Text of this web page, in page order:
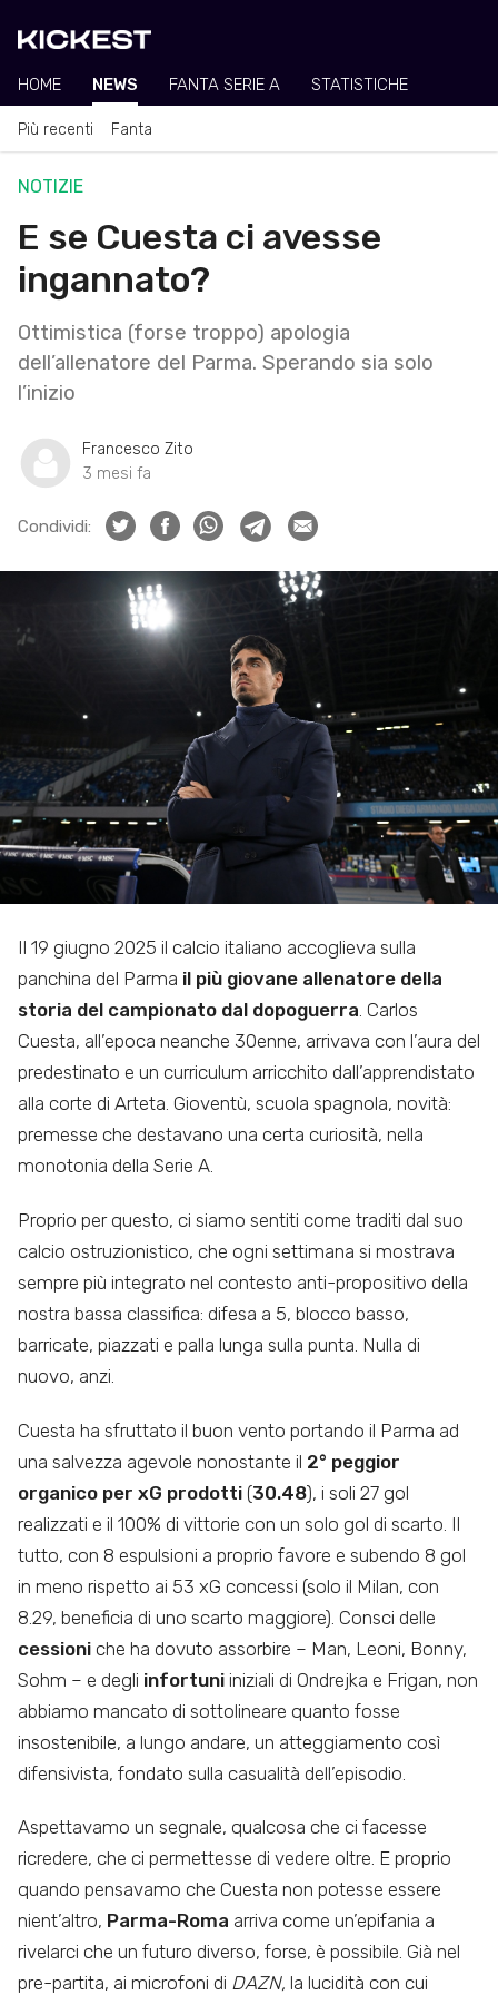
HOME NEWS FANTA SERIE A STATISTICHE
Più recenti Fanta
NOTIZIE
E se Cuesta ci avesse
ingannato?
Ottimistica (forse troppo) apologia
dell’allenatore del Parma. Sperando sia solo
l’inizio
Francesco Zito
3 mesi fa
Condividi:
Il 19 giugno 2025 il calcio italiano accoglieva sulla
panchina del Parma il più giovane allenatore della
storia del campionato dal dopoguerra. Carlos
Cuesta, all’epoca neanche 30enne, arrivava con l’aura del
predestinato e un curriculum arricchito dall’apprendistato
alla corte di Arteta. Gioventù, scuola spagnola, novità:
premesse che destavano una certa curiosità, nella
monotonia della Serie A.
Proprio per questo, ci siamo sentiti come traditi dal suo
calcio ostruzionistico, che ogni settimana si mostrava
sempre più integrato nel contesto anti-propositivo della
nostra bassa classifica: difesa a 5, blocco basso,
barricate, piazzati e palla lunga sulla punta. Nulla di
nuovo, anzi.
Cuesta ha sfruttato il buon vento portando il Parma ad
una salvezza agevole nonostante il 2° peggior
organico per xG prodotti (30.48), i soli 27 gol
realizzati e il 100% di vittorie con un solo gol di scarto. Il
tutto, con 8 espulsioni a proprio favore e subendo 8 gol
in meno rispetto ai 53 xG concessi (solo il Milan, con
8.29, beneficia di uno scarto maggiore). Consci delle
cessioni che ha dovuto assorbire – Man, Leoni, Bonny,
Sohm – e degli infortuni iniziali di Ondrejka e Frigan, non
abbiamo mancato di sottolineare quanto fosse
insostenibile, a lungo andare, un atteggiamento così
difensivista, fondato sulla casualità dell’episodio.
Aspettavamo un segnale, qualcosa che ci facesse
ricredere, che ci permettesse di vedere oltre. E proprio
quando pensavamo che Cuesta non potesse essere
nient’altro, Parma-Roma arriva come un’epifania a
rivelarci che un futuro diverso, forse, è possibile. Già nel
pre-partita, ai microfoni di DAZN, la lucidità con cui